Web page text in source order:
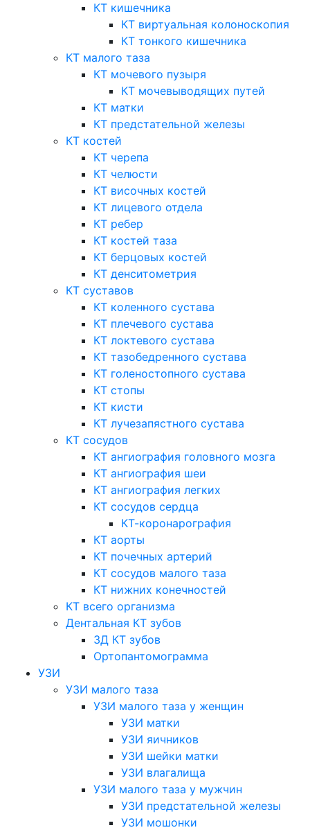
КТ кишечника
КТ виртуальная колоноскопия
КТ тонкого кишечника
КТ малого таза
КТ мочевого пузыря
КТ мочевыводящих путей
КТ матки
КТ предстательной железы
КТ костей
КТ черепа
КТ челюсти
КТ височных костей
КТ лицевого отдела
КТ ребер
КТ костей таза
КТ берцовых костей
КТ денситометрия
КТ суставов
КТ коленного сустава
КТ плечевого сустава
КТ локтевого сустава
КТ тазобедренного сустава
КТ голеностопного сустава
КТ стопы
КТ кисти
КТ лучезапястного сустава
КТ сосудов
КТ ангиография головного мозга
КТ ангиография шеи
КТ ангиография легких
КТ сосудов сердца
КТ-коронарография
КТ аорты
КТ почечных артерий
КТ сосудов малого таза
КТ нижних конечностей
КТ всего организма
Дентальная КТ зубов
3Д КТ зубов
Ортопантомограмма
УЗИ
УЗИ малого таза
УЗИ малого таза у женщин
УЗИ матки
УЗИ яичников
УЗИ шейки матки
УЗИ влагалища
УЗИ малого таза у мужчин
УЗИ предстательной железы
УЗИ мошонки